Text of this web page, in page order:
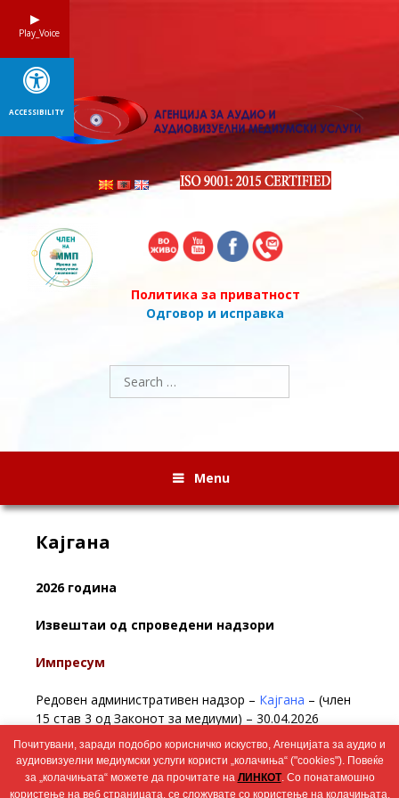
Политика за приватност
Одговор и исправка
Search
for:
Menu
Кајгана
2026 година
Извештаи од спроведени надзори
Импресум
Редовен административен надзор – Кајгана – (член
15 став 3 од Законот за медиуми) – 30.04.2026
Редовен административен надзорКајгана– (член 14
став 1 од Законот за медиуми) – 19.02.2026
Почитувани, заради подобро корисничко искуство, Агенцијата за аудио и
аудиовизуелни медиумски услуги користи „колачиња“ ("cookies"). Повеќе
за „колачињата“ можете да прочитате на ЛИНКОТ. Со понатамошно
користење на веб страницата, се сложувате со користење на колачињата.
Play_Voice
ACCESSIBILITY